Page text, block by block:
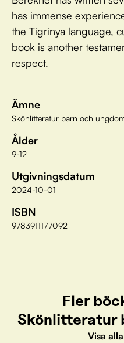
has immense
the Tigrinya language,
book is another
respect.
Ämne
Skönlitteratur barn och
Ålder
9-12
Utgivningsdatum
2024-10-01
ISBN
9783911177092
Fler
Skönlitteratur
Visa